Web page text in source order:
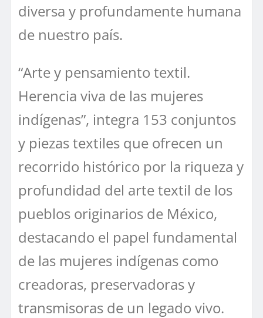
diversa y profundamente humana
de nuestro país.
“Arte y pensamiento textil.
Herencia viva de las mujeres
indígenas”, integra 153 conjuntos
y piezas textiles que ofrecen un
recorrido histórico por la riqueza y
profundidad del arte textil de los
pueblos originarios de México,
destacando el papel fundamental
de las mujeres indígenas como
creadoras, preservadoras y
transmisoras de un legado vivo.